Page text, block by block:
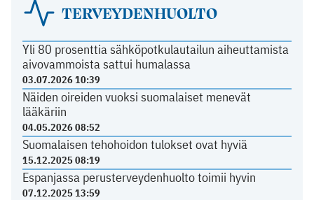
TERVEYDENHUOLTO
Yli 80 prosenttia sähköpotkulautailun aiheuttamista
aivovammoista sattui humalassa
03.07.2026 10:39
Näiden oireiden vuoksi suomalaiset menevät
lääkäriin
04.05.2026 08:52
Suomalaisen tehohoidon tulokset ovat hyviä
15.12.2025 08:19
Espanjassa perusterveydenhuolto toimii hyvin
07.12.2025 13:59